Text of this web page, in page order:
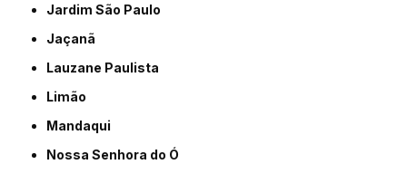
Jardim São Paulo
Jaçanã
Lauzane Paulista
Limão
Mandaqui
Nossa Senhora do Ó